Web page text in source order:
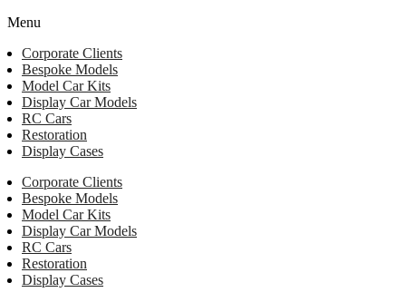
Menu
Corporate Clients
Bespoke Models
Model Car Kits
Display Car Models
RC Cars
Restoration
Display Cases
Corporate Clients
Bespoke Models
Model Car Kits
Display Car Models
RC Cars
Restoration
Display Cases